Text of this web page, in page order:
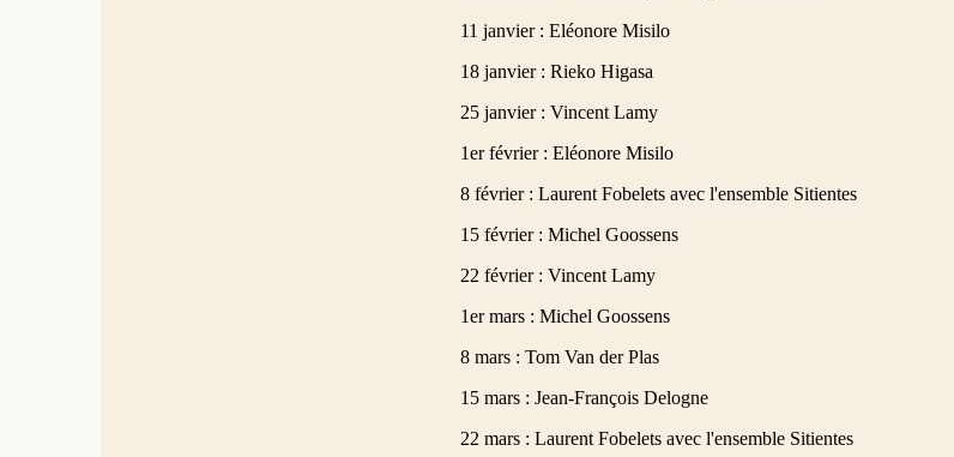
11 janvier : Eléonore Misilo
18 janvier : Rieko Higasa
25 janvier : Vincent Lamy
1er février : Eléonore Misilo
8 février : Laurent Fobelets avec l'ensemble Sitientes
15 février : Michel Goossens
22 février : Vincent Lamy
1er mars : Michel Goossens
8 mars : Tom Van der Plas
15 mars : Jean-François Delogne
22 mars : Laurent Fobelets avec l'ensemble Sitientes